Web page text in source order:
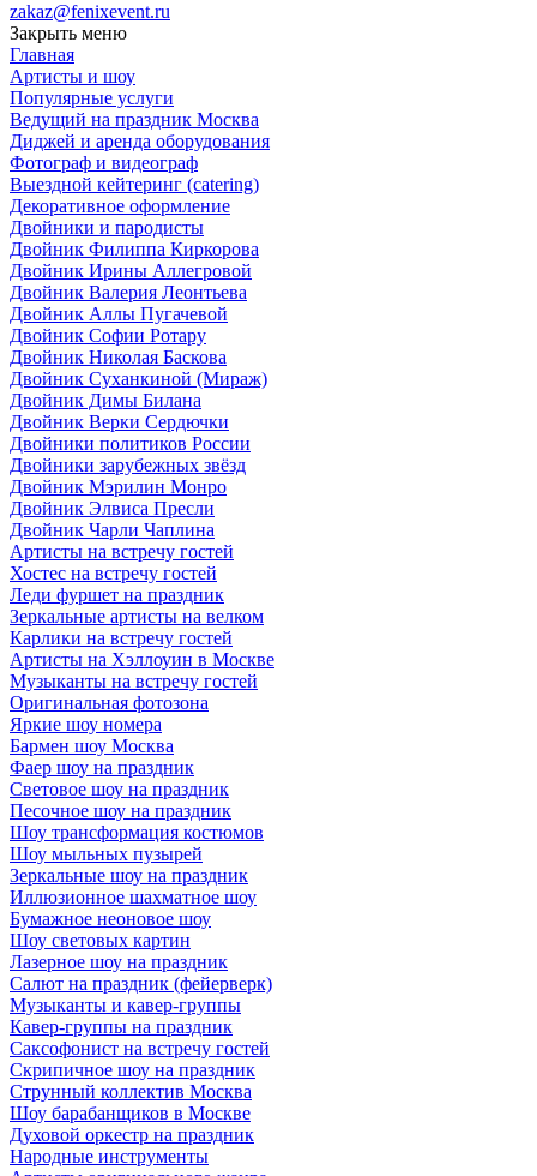
zakaz@fenixevent.ru
Закрыть меню
Главная
Артисты и шоу
Популярные услуги
Ведущий на праздник Москва
Диджей и аренда оборудования
Фотограф и видеограф
Выездной кейтеринг (catering)
Декоративное оформление
Двойники и пародисты
Двойник Филиппа Киркорова
Двойник Ирины Аллегровой
Двойник Валерия Леонтьева
Двойник Аллы Пугачевой
Двойник Софии Ротару
Двойник Николая Баскова
Двойник Суханкиной (Мираж)
Двойник Димы Билана
Двойник Верки Сердючки
Двойники политиков России
Двойники зарубежных звёзд
Двойник Мэрилин Монро
Двойник Элвиса Пресли
Двойник Чарли Чаплина
Артисты на встречу гостей
Хостес на встречу гостей
Леди фуршет на праздник
Зеркальные артисты на велком
Карлики на встречу гостей
Артисты на Хэллоуин в Москве
Музыканты на встречу гостей
Оригинальная фотозона
Яркие шоу номера
Бармен шоу Москва
Фаер шоу на праздник
Световое шоу на праздник
Песочное шоу на праздник
Шоу трансформация костюмов
Шоу мыльных пузырей
Зеркальные шоу на праздник
Иллюзионное шахматное шоу
Бумажное неоновое шоу
Шоу световых картин
Лазерное шоу на праздник
Салют на праздник (фейерверк)
Музыканты и кавер-группы
Кавер-группы на праздник
Саксофонист на встречу гостей
Скрипичное шоу на праздник
Струнный коллектив Москва
Шоу барабанщиков в Москве
Духовой оркестр на праздник
Народные инструменты